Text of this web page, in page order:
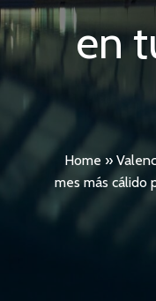
en
Home »
mes más cálido